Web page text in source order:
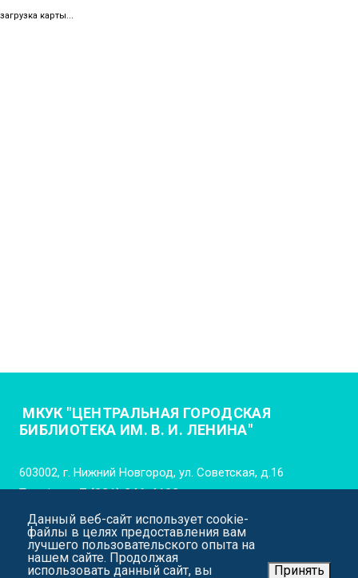
загрузка карты...
МКУК "ЦЕНТРАЛЬНАЯ ГОРОДСКАЯ
БИБЛИОТЕКА ИМ. В. И. ЛЕНИНА"
603002, г. Нижний Новгород, ул. Советская, д.16
Телефон:+7 (831) 246-4102
E-mail:cgb_lenina_nn@mail.52gov.ru
Данный веб-сайт использует cookie-
файлы в целях предоставления вам
лучшего пользовательского опыта на
нашем сайте. Продолжая
использовать данный сайт, вы
Принять